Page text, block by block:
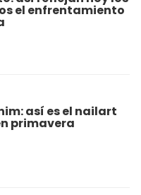
el enfrentamiento
así es el nailart
primavera